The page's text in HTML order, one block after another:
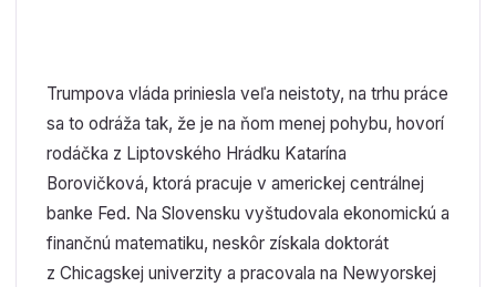
Trumpova vláda priniesla veľa neistoty, na trhu práce
sa to odráža tak, že je na ňom menej pohybu, hovorí
rodáčka z Liptovského Hrádku Katarína
Borovičková, ktorá pracuje v americkej centrálnej
banke Fed. Na Slovensku vyštudovala ekonomickú a
finančnú matematiku, neskôr získala doktorát
z Chicagskej univerzity a pracovala na Newyorskej